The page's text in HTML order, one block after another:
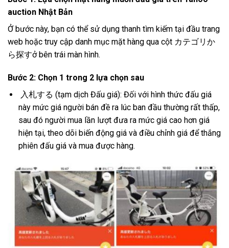
auction Nhật Bản
Ở bước này, bạn có thể sử dụng thanh tìm kiếm tại đầu trang
web hoặc truy cập danh mục mặt hàng qua cột カテゴリか
ら探すở bên trái màn hình.
Bước 2: Chọn 1 trong 2 lựa chọn sau
入札する (tạm dịch Đấu giá): Đối với hình thức đấu giá
này mức giá người bán đề ra lúc ban đầu thường rất thấp,
sau đó người mua lần lượt đưa ra mức giá cao hơn giá
hiện tại, theo dõi biến động giá và điều chỉnh giá để thắng
phiên đấu giá và mua được hàng.